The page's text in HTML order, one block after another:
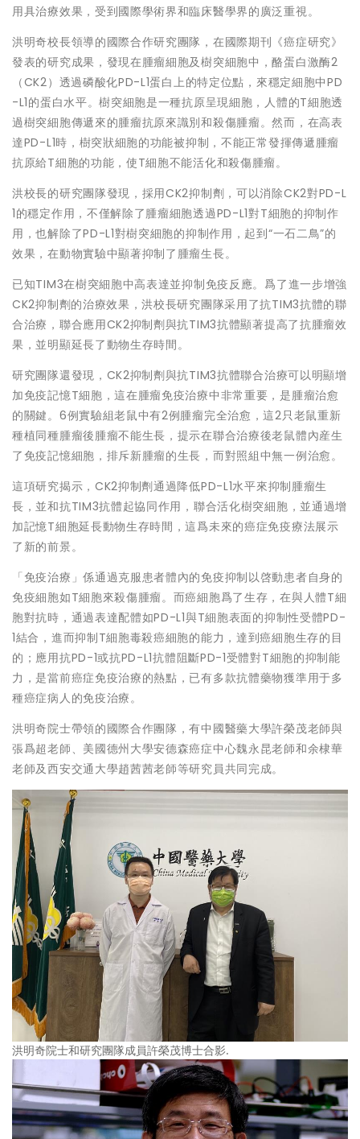
用具治療效果，受到國際學術界和臨床醫學界的廣泛重視。
洪明奇校長領導的國際合作研究團隊，在國際期刊《癌症研究》
發表的研究成果，發現在腫瘤細胞及樹突細胞中，酪蛋白激酶2
（CK2）透過磷酸化PD-L1蛋白上的特定位點，來穩定細胞中PD
-L1的蛋白水平。樹突細胞是一種抗原呈現細胞，人體的T細胞透
過樹突細胞傳遞來的腫瘤抗原來識別和殺傷腫瘤。然而，在高表
達PD-L1時，樹突狀細胞的功能被抑制，不能正常發揮傳遞腫瘤
抗原給T細胞的功能，使T細胞不能活化和殺傷腫瘤。
洪校長的研究團隊發現，採用CK2抑制劑，可以消除CK2對PD-L
1的穩定作用，不僅解除了腫瘤細胞透過PD-L1對T細胞的抑制作
用，也解除了PD-L1對樹突細胞的抑制作用，起到“一石二鳥”的
效果，在動物實驗中顯著抑制了腫瘤生長。
已知TIM3在樹突細胞中高表達並抑制免疫反應。爲了進一步增強
CK2抑制劑的治療效果，洪校長研究團隊采用了抗TIM3抗體的聯
合治療，聯合應用CK2抑制劑與抗TIM3抗體顯著提高了抗腫瘤效
果，並明顯延長了動物生存時間。
研究團隊還發現，CK2抑制劑與抗TIM3抗體聯合治療可以明顯增
加免疫記憶T細胞，這在腫瘤免疫治療中非常重要，是腫瘤治愈
的關鍵。6例實驗組老鼠中有2例腫瘤完全治愈，這2只老鼠重新
種植同種腫瘤後腫瘤不能生長，提示在聯合治療後老鼠體內産生
了免疫記憶細胞，排斥新腫瘤的生長，而對照組中無一例治愈。
這項研究揭示，CK2抑制劑通過降低PD-L1水平來抑制腫瘤生
長，並和抗TIM3抗體起協同作用，聯合活化樹突細胞，並通過增
加記憶T細胞延長動物生存時間，這爲未來的癌症免疫療法展示
了新的前景。
「免疫治療」係通過克服患者體內的免疫抑制以啓動患者自身的
免疫細胞如T細胞來殺傷腫瘤。而癌細胞爲了生存，在與人體T細
胞對抗時，通過表達配體如PD-L1與T細胞表面的抑制性受體PD-
1結合，進而抑制T細胞毒殺癌細胞的能力，達到癌細胞生存的目
的；應用抗PD-1或抗PD-L1抗體阻斷PD-1受體對T細胞的抑制能
力，是當前癌症免疫治療的熱點，已有多款抗體藥物獲準用于多
種癌症病人的免疫治療。
洪明奇院士帶領的國際合作團隊，有中國醫藥大學許榮茂老師與
張爲超老師、美國德州大學安德森癌症中心魏永昆老師和余棣華
老師及西安交通大學趙茜茜老師等研究員共同完成。
洪明奇院士和研究團隊成員許榮茂博士合影.